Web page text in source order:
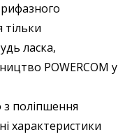
ласка,
POWERCOM у
поліпшення
характеристики